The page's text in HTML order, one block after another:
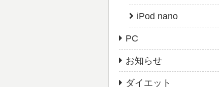
iPod nano
PC
お知らせ
ダイエット